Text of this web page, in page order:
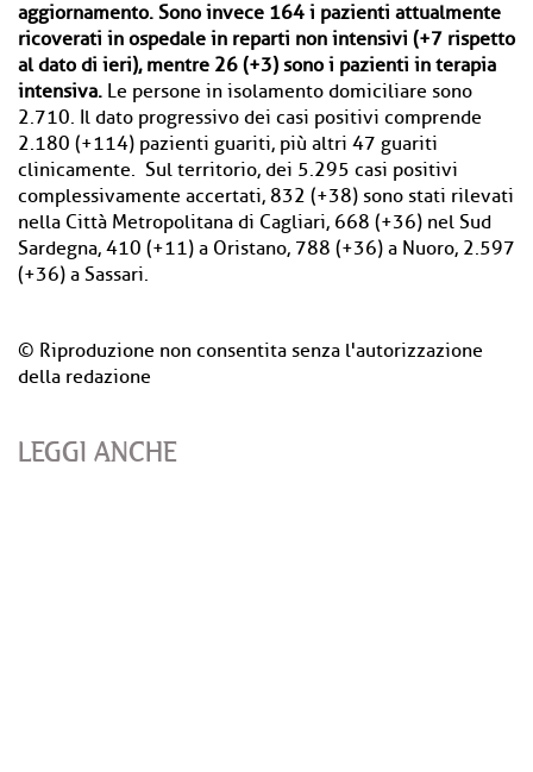
aggiornamento. Sono invece 164 i pazienti attualmente
ricoverati in ospedale in reparti non intensivi (+7 rispetto
al dato di ieri), mentre 26 (+3) sono i pazienti in terapia
intensiva. Le persone in isolamento domiciliare sono
2.710. Il dato progressivo dei casi positivi comprende
2.180 (+114) pazienti guariti, più altri 47 guariti
clinicamente. Sul territorio, dei 5.295 casi positivi
complessivamente accertati, 832 (+38) sono stati rilevati
nella Città Metropolitana di Cagliari, 668 (+36) nel Sud
Sardegna, 410 (+11) a Oristano, 788 (+36) a Nuoro, 2.597
(+36) a Sassari.
© Riproduzione non consentita senza l'autorizzazione
della redazione
LEGGI ANCHE